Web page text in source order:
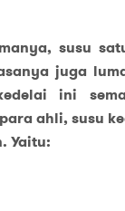
susu
juga
ini
ahli, susu
Yaitu: